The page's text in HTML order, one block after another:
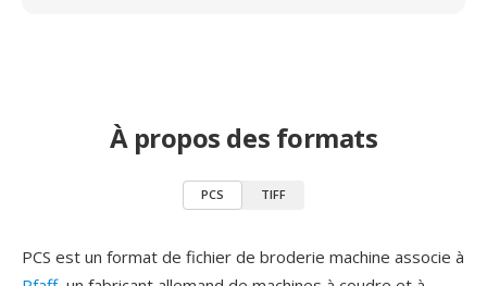
À propos des formats
PCS TIFF
PCS est un format de fichier de broderie machine associe à